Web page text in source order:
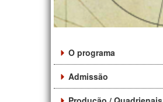
O programa
Admissão